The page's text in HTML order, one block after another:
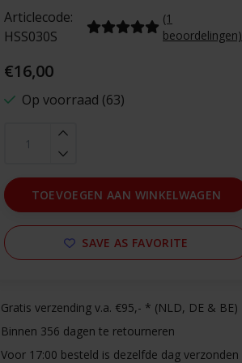
Articlecode:
HSS030S
(1
beoordelingen)
€16,00
Op voorraad (63)
TOEVOEGEN AAN WINKELWAGEN
SAVE AS FAVORITE
Gratis verzending v.a. €95,- * (NLD, DE & BE)
Binnen 356 dagen te retourneren
Voor 17:00 besteld is dezelfde dag verzonden